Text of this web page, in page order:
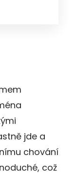
jde a
chování
což